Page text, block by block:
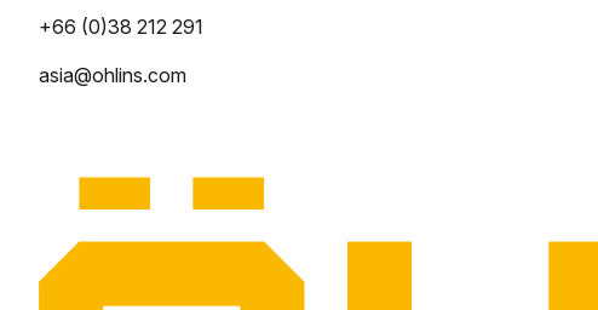
+66 (0)38 212 291
asia@ohlins.com